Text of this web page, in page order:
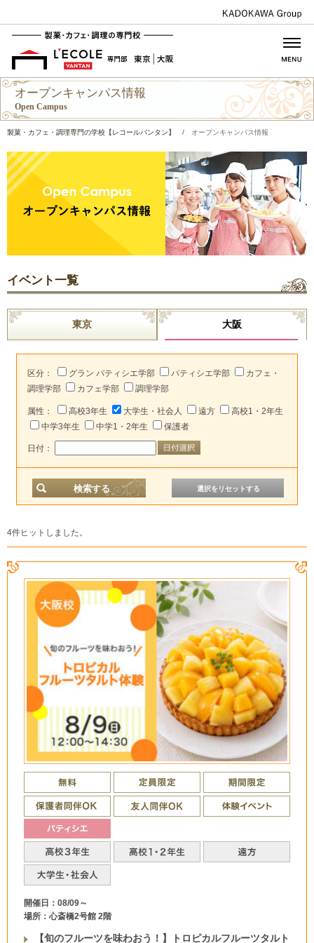
オープンキャンパス情報
Open Campus
製菓・カフェ・調理専門の学校【レコールバンタン】 / オープンキャンパス情報
イベント一覧
東京 大阪
区分： グラン パティシエ学部 パティシエ学部
カフェ・
調理学部
カフェ学部 調理学部
属性： 高校3年生 大学生・社会人 遠方
高校1・2年生
中学3年生
中学1・2年生 保護者
日付：
4件ヒットしました。
開催日：08/09～
場所：心斎橋2号館 2階
【旬のフルーツを味わおう！】トロピカルフルーツタルト